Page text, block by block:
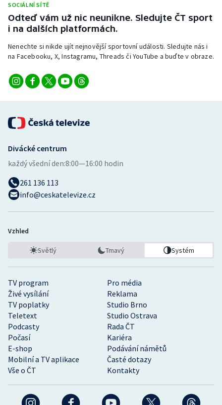
SOCIÁLNÍ SÍTĚ
Odteď vám už nic neunikne. Sledujte ČT sport
i na dalších platformách.
Nenechte si nikde ujít nejnovější sportovní události. Sledujte nás i
na Facebooku, X, Instagramu, Threads či YouTube a buďte v obraze.
TV program
Pro média
Živé vysílání
Reklama
TV poplatky
Studio Brno
Teletext
Studio Ostrava
Podcasty
Rada ČT
Počasí
Kariéra
E-shop
Podávání námětů
Mobilní a TV aplikace
Časté dotazy
Vše o ČT
Kontakty
Divácké centrum
každý všední den:8:00—16:00 hodin
261 136 113
info@ceskatelevize.cz
Vzhled
Světlý Tmavý Systém